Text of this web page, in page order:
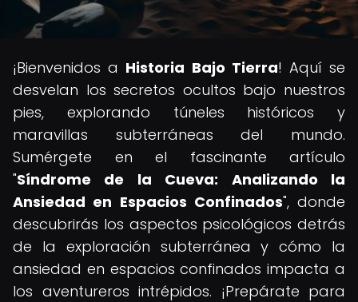
¡Bienvenidos a Historia Bajo Tierra! Aquí se
desvelan los secretos ocultos bajo nuestros
pies, explorando túneles históricos y
maravillas subterráneas del mundo.
Sumérgete en el fascinante artículo
"Síndrome de la Cueva: Analizando la
Ansiedad en Espacios Confinados", donde
descubrirás los aspectos psicológicos detrás
de la exploración subterránea y cómo la
ansiedad en espacios confinados impacta a
los aventureros intrépidos. ¡Prepárate para